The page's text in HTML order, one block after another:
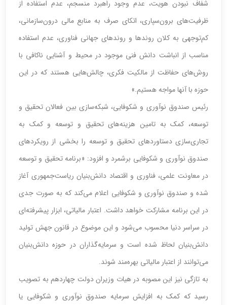
شفاف نبودن هویت، عدم وجود راهبرد منسجم، عدم استفاده از
ظرفیت‌های برون‌سپاری، اتکای صرف به منابع مالی درون‌سازمانی،
کم‌توجهی به کلان روندها و روندهای جهانی فناوری، عدم استفاده
مناسب از انباشت دانش فنی موجود در محیط و آشنایی ناکافی با
روش‌های حفاظت از مالکیت فکری، چالش‌هایی هستند که در این
حوزه با آنها مواجه هستیم.»
رئیس صندوق نوآوری و شکوفایی، شبکه‌سازی بین فعالان تحقیق و
توسعه، کمک به تامین هزینه‌های تحقیق و توسعه و کمک به
تجاری‌سازی دستاوردهای تحقیق و توسعه را بخشی از رویکردهای
صندوق نوآوری و شکوفایی برشمرد و افزود: «برنامه تحقیق و توسعه
در معاونت علمی، فناوری و اقتصاد دانش‌بنیان ریاست‌جمهوری آغاز
شده و صندوق نوآوری و شکوفایی اعلام می‌کند که به صورت جدی
در این برنامه مشارکت خواهد داشت. اعتبار مالیاتی، ابزار پیشرفته‌ای
در سراسر دنیا محسوب می‌شود و این موضوع در قانون جهش تولید
دانش‌بنیان لحاظ شده است و سرمایه‌گذاران در حوزه دانش‌بنیان
می‌توانند از اعتبار مالیاتی بهره‌مند شوند.
به تازگی نیز این مصوبه در هیات وزیران دولت چهاردهم به تصویب
رسید که کمک به افزایش سرمایه صندوق نوآوری و شکوفایی یا